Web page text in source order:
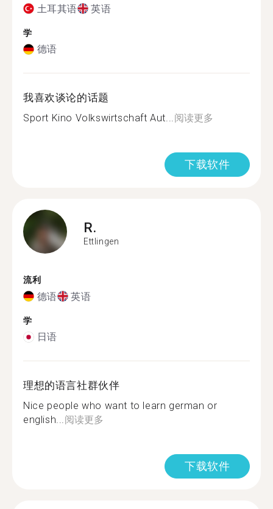
土耳其语 英语
学
德语
我喜欢谈论的话题
Sport Kino Volkswirtschaft Aut...阅读更多
下载软件
R.
Ettlingen
流利
德语 英语
学
日语
理想的语言社群伙伴
Nice people who want to learn german or
english...阅读更多
下载软件